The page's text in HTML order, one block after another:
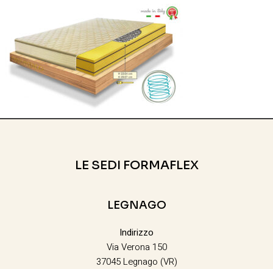
LE SEDI FORMAFLEX
LEGNAGO
Indirizzo
Via Verona 150
37045 Legnago (VR)